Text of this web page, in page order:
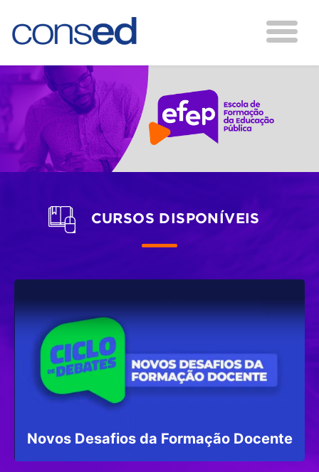
CURSOS DISPONÍVEIS
Novos Desafios da Formação Docente